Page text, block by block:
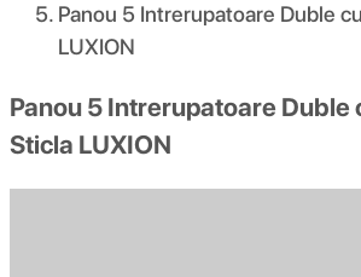
Panou 5 Intrerupatoare Duble
LUXION
Panou 5 Intrerupatoare Duble
Sticla LUXION